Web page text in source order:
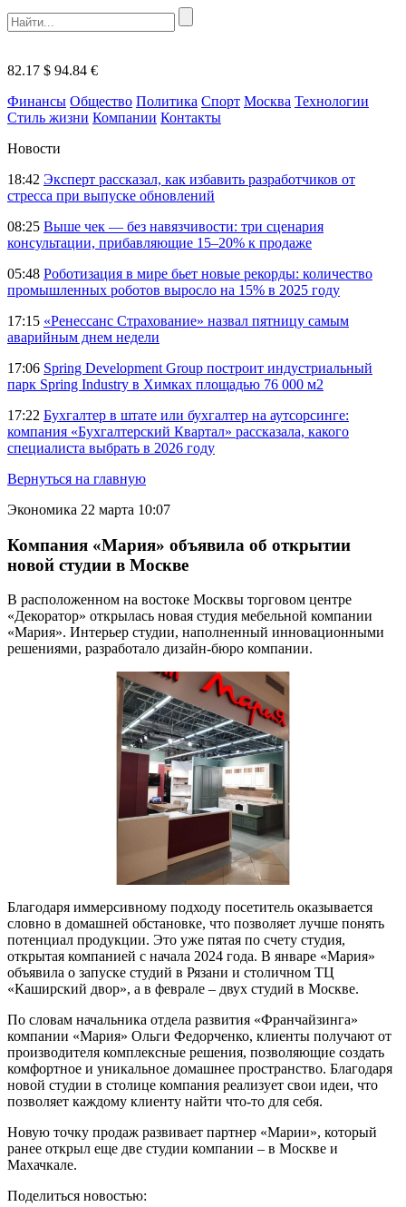
82.17 $ 94.84 €
Финансы Общество Политика Спорт Москва Технологии
Стиль жизни Компании Контакты
Новости
18:42 Эксперт рассказал, как избавить разработчиков от
стресса при выпуске обновлений
08:25 Выше чек — без навязчивости: три сценария
консультации, прибавляющие 15–20% к продаже
05:48 Роботизация в мире бьет новые рекорды: количество
промышленных роботов выросло на 15% в 2025 году
17:15 «Ренессанс Страхование» назвал пятницу самым
аварийным днем недели
17:06 Spring Development Group построит индустриальный
парк Spring Industry в Химках площадью 76 000 м2
17:22 Бухгалтер в штате или бухгалтер на аутсорсинге:
компания «Бухгалтерский Квартал» рассказала, какого
специалиста выбрать в 2026 году
Вернуться на главную
Экономика 22 марта 10:07
Компания «Мария» объявила об открытии
новой студии в Москве
В расположенном на востоке Москвы торговом центре
«Декоратор» открылась новая студия мебельной компании
«Мария». Интерьер студии, наполненный инновационными
решениями, разработало дизайн-бюро компании.
Благодаря иммерсивному подходу посетитель оказывается
словно в домашней обстановке, что позволяет лучше понять
потенциал продукции. Это уже пятая по счету студия,
открытая компанией с начала 2024 года. В январе «Мария»
объявила о запуске студий в Рязани и столичном ТЦ
«Каширский двор», а в феврале – двух студий в Москве.
По словам начальника отдела развития «Франчайзинга»
компании «Мария» Ольги Федорченко, клиенты получают от
производителя комплексные решения, позволяющие создать
комфортное и уникальное домашнее пространство. Благодаря
новой студии в столице компания реализует свои идеи, что
позволяет каждому клиенту найти что-то для себя.
Новую точку продаж развивает партнер «Марии», который
ранее открыл еще две студии компании – в Москве и
Махачкале.
Поделиться новостью: